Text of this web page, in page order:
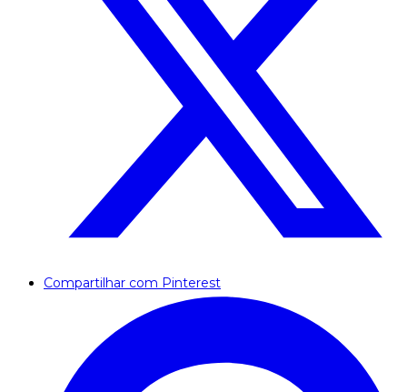
Compartilhar com Pinterest